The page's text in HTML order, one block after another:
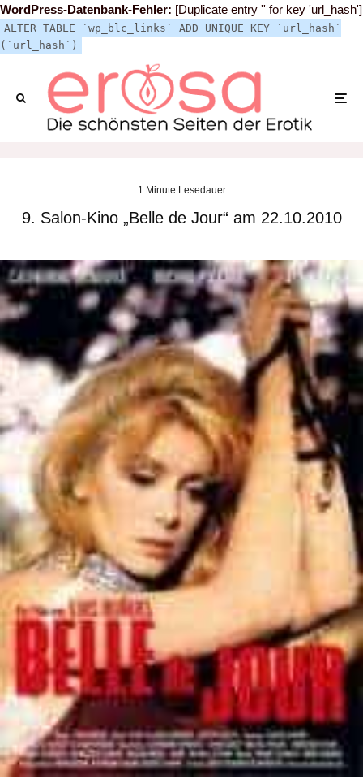
WordPress-Datenbank-Fehler: [Duplicate entry '' for key 'url_hash']
ALTER TABLE `wp_blc_links` ADD UNIQUE KEY `url_hash`
(`url_hash`)
1 Minute Lesedauer
9. Salon-Kino „Belle de Jour“ am 22.10.2010